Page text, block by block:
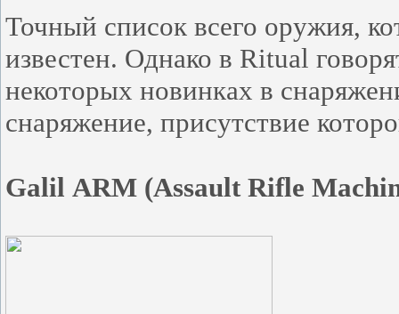
Точный список всего оружия,
известен. Однако в Ritual
некоторых новинках в
снаряжение, присутствие
Galil ARM (Assault Rifle